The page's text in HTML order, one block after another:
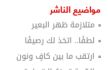
مواضيع الناشر
متلازمة ظهر البعير
لطفًا.. اتخذ لك رصيفًا
ارتقب ما بين كافٍ ونون